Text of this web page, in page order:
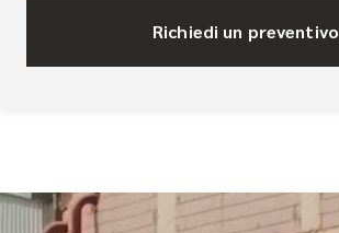
Richiedi un preventivo